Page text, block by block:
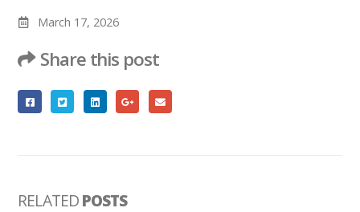
March 17, 2026
Share this post
RELATEDPOSTS